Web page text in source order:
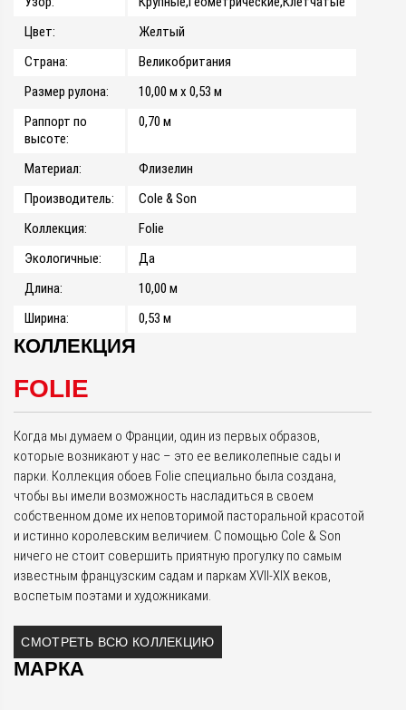
Цвет:
Желтый
Страна:
Великобритания
Размер рулона:
10,00 м x 0,53 м
Раппорт по
высоте:
0,70 м
Материал:
Флизелин
Производитель:
Cole & Son
Коллекция:
Folie
Экологичные:
Да
Длина:
10,00 м
Ширина:
0,53 м
КОЛЛЕКЦИЯ
FOLIE
Когда мы думаем о Франции, один из первых образов,
которые возникают у нас – это ее великолепные сады и
парки. Коллекция обоев Folie специально была создана,
чтобы вы имели возможность насладиться в своем
собственном доме их неповторимой пасторальной красотой
и истинно королевским величием. С помощью Cole & Son
ничего не стоит совершить приятную прогулку по самым
известным французским садам и паркам XVII-XIX веков,
воспетым поэтами и художниками.
СМОТРЕТЬ ВСЮ КОЛЛЕКЦИЮ
МАРКА